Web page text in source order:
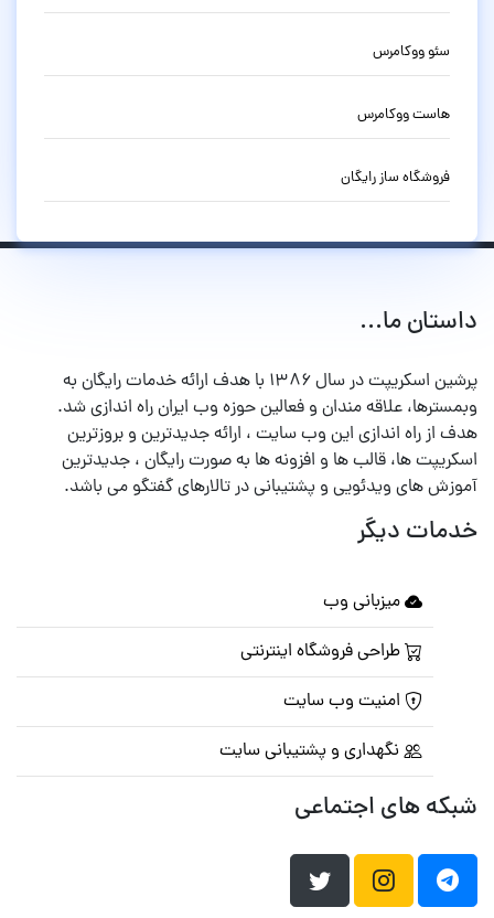
سئو ووکامرس
هاست ووکامرس
فروشگاه ساز رایگان
داستان ما...
پرشین اسکریپت در سال ۱۳۸۶ با هدف ارائه خدمات رایگان به
وبمسترها، علاقه مندان و فعالین حوزه وب ایران راه اندازی شد.
هدف از راه اندازی این وب سایت ، ارائه جدیدترین و بروزترین
اسکریپت ها، قالب ها و افزونه ها به صورت رایگان ، جدیدترین
آموزش های ویدئویی و پشتیبانی در تالارهای گفتگو می باشد.
خدمات دیگر
میزبانی وب
طراحی فروشگاه اینترنتی
امنیت وب سایت
نگهداری و پشتیبانی سایت
شبکه های اجتماعی